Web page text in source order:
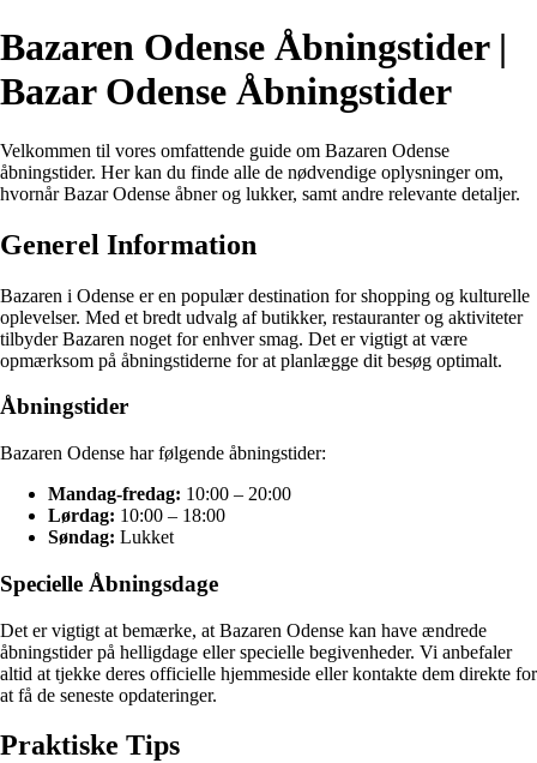
Bazaren Odense Åbningstider |
Bazar Odense Åbningstider
Velkommen til vores omfattende guide om Bazaren Odense
åbningstider. Her kan du finde alle de nødvendige oplysninger om,
hvornår Bazar Odense åbner og lukker, samt andre relevante detaljer.
Generel Information
Bazaren i Odense er en populær destination for shopping og kulturelle
oplevelser. Med et bredt udvalg af butikker, restauranter og aktiviteter
tilbyder Bazaren noget for enhver smag. Det er vigtigt at være
opmærksom på åbningstiderne for at planlægge dit besøg optimalt.
Åbningstider
Bazaren Odense har følgende åbningstider:
Mandag-fredag: 10:00 – 20:00
Lørdag: 10:00 – 18:00
Søndag: Lukket
Specielle Åbningsdage
Det er vigtigt at bemærke, at Bazaren Odense kan have ændrede
åbningstider på helligdage eller specielle begivenheder. Vi anbefaler
altid at tjekke deres officielle hjemmeside eller kontakte dem direkte for
at få de seneste opdateringer.
Praktiske Tips